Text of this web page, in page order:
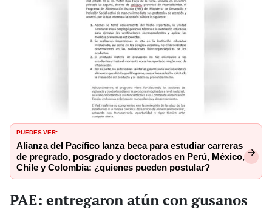
PUEDES VER:
Alianza del Pacífico lanza beca para estudiar carreras
de pregrado, posgrado y doctorados en Perú, México,
Chile y Colombia: ¿quienes pueden postular?
PAE: entregaron atún con gusanos